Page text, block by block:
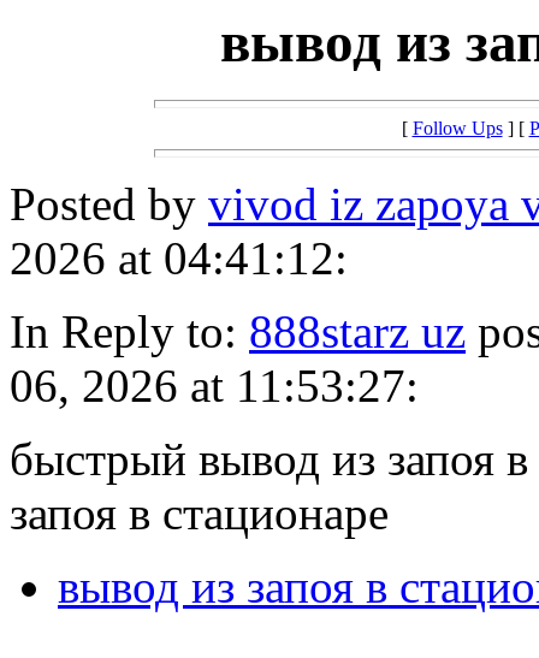
вывод из
[ Follow Ups] [
Posted by vivod iz zapoya
2026 at 04:41:12:
In Reply to: 888starz uz
06, 2026 at 11:53:27:
быстрый вывод из запоя
запоя в стационаре
вывод из запоя в